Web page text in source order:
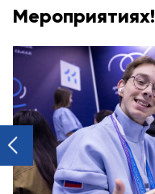
Мероприятиях!
prev